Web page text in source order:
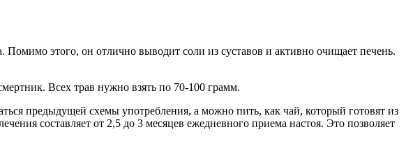
этого, он отлично выводит соли из суставов и активно очищает печень.
Всех трав нужно взять по 70-100 грамм.
предыдущей схемы употребления, а можно пить, как чай, который готовят из
составляет от 2,5 до 3 месяцев ежедневного приема настоя. Это позволяет